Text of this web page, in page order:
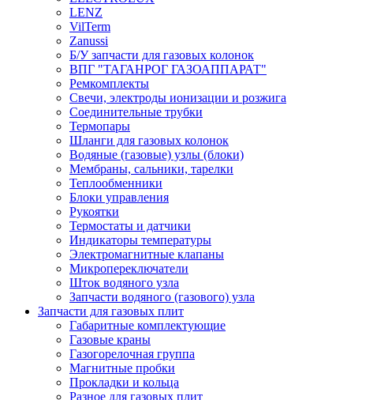
LENZ
VilTerm
Zanussi
Б/У запчасти для газовых колонок
ВПГ "ТАГАНРОГ ГАЗОАППАРАТ"
Ремкомплекты
Свечи, электроды ионизации и розжига
Соединительные трубки
Термопары
Шланги для газовых колонок
Водяные (газовые) узлы (блоки)
Мембраны, сальники, тарелки
Теплообменники
Блоки управления
Рукоятки
Термостаты и датчики
Индикаторы температуры
Электромагнитные клапаны
Микропереключатели
Шток водяного узла
Запчасти водяного (газового) узла
Запчасти для газовых плит
Габаритные комплектующие
Газовые краны
Газогорелочная группа
Магнитные пробки
Прокладки и кольца
Разное для газовых плит